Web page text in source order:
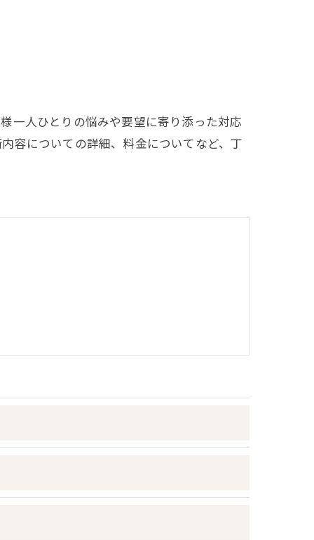
一人ひとりの悩みや要望に寄り添った対応
容についての詳細、料金についてなど、丁